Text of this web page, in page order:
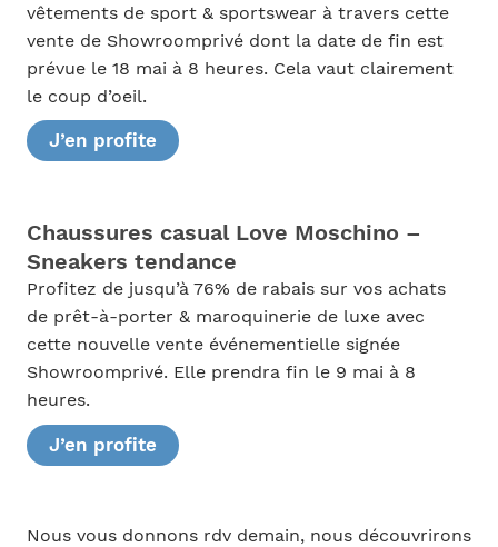
vêtements de sport & sportswear à travers cette
vente de Showroomprivé dont la date de fin est
prévue le 18 mai à 8 heures. Cela vaut clairement
le coup d’oeil.
J’en profite
Chaussures casual Love Moschino –
Sneakers tendance
Profitez de jusqu’à 76% de rabais sur vos achats
de prêt-à-porter & maroquinerie de luxe avec
cette nouvelle vente événementielle signée
Showroomprivé. Elle prendra fin le 9 mai à 8
heures.
J’en profite
Nous vous donnons rdv demain, nous découvrirons